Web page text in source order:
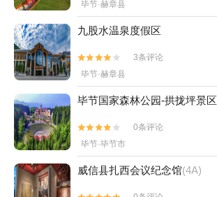
毕节·赫章县
九股水温泉度假区


3条评论
毕节·赫章县
毕节国家森林公园-拱拢坪景区


0条评论
毕节·毕节市
威信县扎西会议纪念馆(4A)